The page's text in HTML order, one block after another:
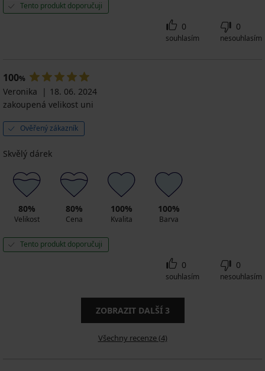
Tento produkt doporučuji
0
souhlasím
0
nesouhlasím
100%
Veronika
18. 06. 2024
zakoupená velikost uni
Ověřený zákazník
Skvělý dárek
80%
Velikost
80%
Cena
100%
Kvalita
100%
Barva
Tento produkt doporučuji
0
souhlasím
0
nesouhlasím
ZOBRAZIT DALŠÍ 3
Všechny recenze (4)